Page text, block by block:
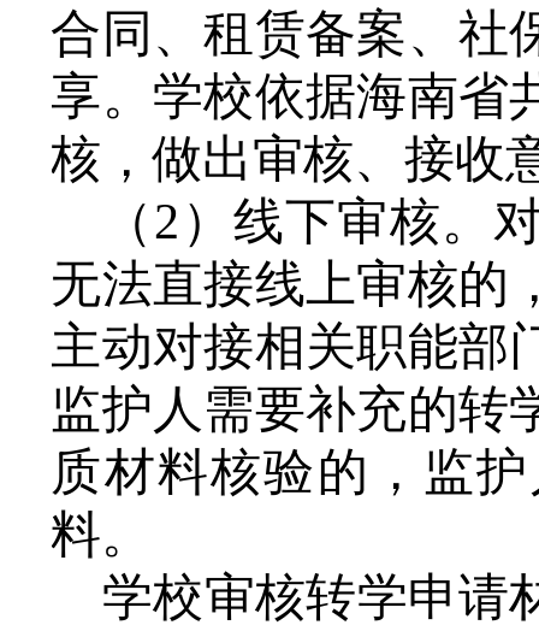
合同、租赁备案、社
享。学校依据海南省
核，做出审核、接收
（2）线下审核。
无法直接线上审核的
主动对接相关职能部
监护人需要补充的转
质材料核验的，监
料。
学校审核转学申请